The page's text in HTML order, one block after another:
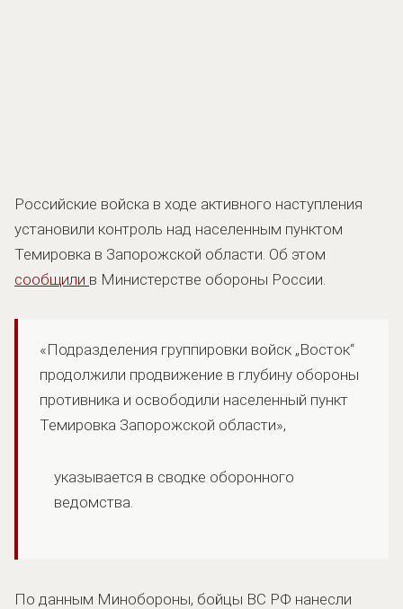
Российские войска в ходе активного наступления
установили контроль над населенным пунктом
Темировка в Запорожской области. Об этом
сообщили в Министерстве обороны России.
«Подразделения группировки войск „Восток“
продолжили продвижение в глубину обороны
противника и освободили населенный пункт
Темировка Запорожской области»,
указывается в сводке оборонного
ведомства.
По данным Минобороны, бойцы ВС РФ нанесли